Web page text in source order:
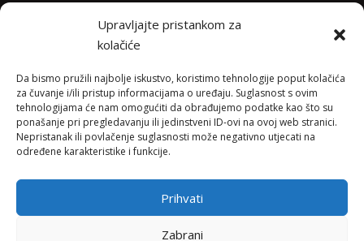
Upravljajte pristankom za
kolačiće
Da bismo pružili najbolje iskustvo, koristimo tehnologije poput kolačića
za čuvanje i/ili pristup informacijama o uređaju. Suglasnost s ovim
tehnologijama će nam omogućiti da obrađujemo podatke kao što su
ponašanje pri pregledavanju ili jedinstveni ID-ovi na ovoj web stranici.
Nepristanak ili povlačenje suglasnosti može negativno utjecati na
određene karakteristike i funkcije.
Prihvati
Zabrani
Jadranko +385 91 501 4218

info@vinopedia.hr
© 2023, Vinopedia, sva prava sadržana / Web by
Negactive